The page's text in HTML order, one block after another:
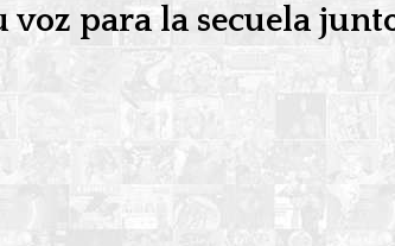
voz para la secuela